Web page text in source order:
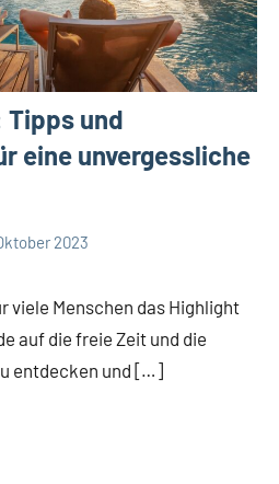
Tipps und
eine unvergessliche
2023
viele Menschen das Highlight
auf die freie Zeit und die
entdecken und […]